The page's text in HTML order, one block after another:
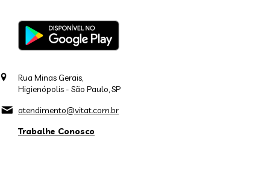
Rua Minas Gerais,
Higienópolis - São Paulo, SP
atendimento@vitat.com.br
Trabalhe Conosco